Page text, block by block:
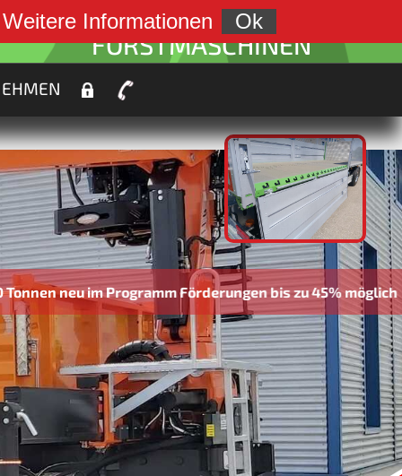
Programm Förderungen bis zu 45% möglich
weiter zu:
FORSTMASCHINEN
Weitere Informationen Ok